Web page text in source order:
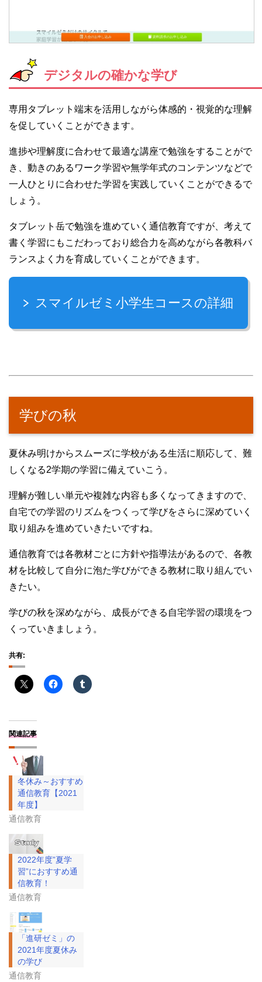
デジタルの確かな学び
専用タブレット端末を活用しながら体感的・視覚的な理解
を促していくことができます。
進捗や理解度に合わせて最適な講座で勉強をすることがで
き、動きのあるワーク学習や無学年式のコンテンツなどで
一人ひとりに合わせた学習を実践していくことができるで
しょう。
タブレット岳で勉強を進めていく通信教育ですが、考えて
書く学習にもこだわっており総合力を高めながら各教科バ
ランスよく力を育成していくことができます。
スマイルゼミ小学生コースの詳細
学びの秋
夏休み明けからスムーズに学校がある生活に順応して、難
しくなる2学期の学習に備えていこう。
理解が難しい単元や複雑な内容も多くなってきますので、
自宅での学習のリズムをつくって学びをさらに深めていく
取り組みを進めていきたいですね。
通信教育では各教材ごとに方針や指導法があるので、各教
材を比較して自分に泡た学びができる教材に取り組んでい
きたい。
学びの秋を深めながら、成長ができる自宅学習の環境をつ
くっていきましょう。
共有:
関連記事
冬休み～おすすめ
通信教育【2021
年度】
通信教育
2022年度”夏学
習”におすすめ通
信教育！
通信教育
「進研ゼミ」の
2021年度夏休み
の学び
通信教育